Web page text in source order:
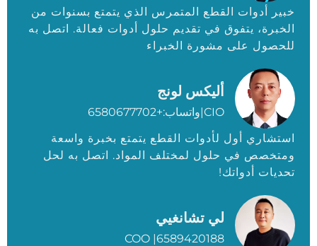
خبير أدوات القطع المتمرس الذي يتمتع بسنوات من
الخبرة، يتفوق في تقديم حلول أدوات فعالة. اتصل به
للحصول على مشورة الخبراء
أليكس لونج
CIO|واتساب:+6580677702
استشاري أول لأدوات القطع يتمتع بخبرة واسعة
ومتخصص في حلول لمختلف المواد. اتصل به لحل
تحديات أدواتك!
لي تشانغيي
COO |6589420188